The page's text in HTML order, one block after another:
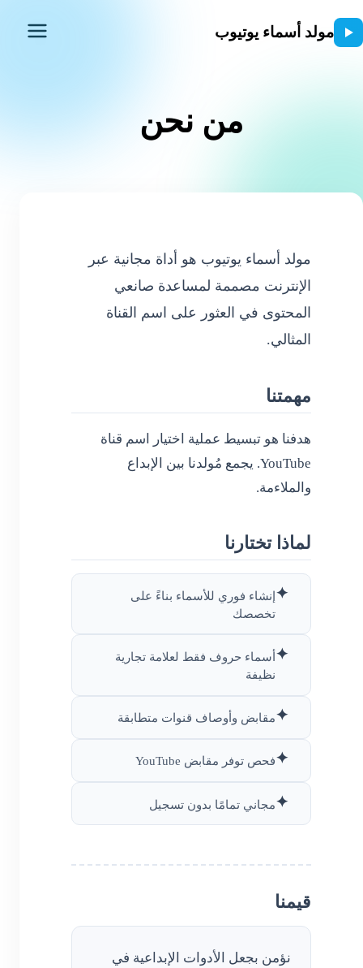
مولد أسماء يوتيوب
من نحن
مولد أسماء يوتيوب هو أداة مجانية عبر
الإنترنت مصممة لمساعدة صانعي
المحتوى في العثور على اسم القناة
المثالي.
مهمتنا
هدفنا هو تبسيط عملية اختيار اسم قناة
YouTube. يجمع مُولدنا بين الإبداع
والملاءمة.
لماذا تختارنا
✦إنشاء فوري للأسماء بناءً على
تخصصك
✦أسماء حروف فقط لعلامة تجارية
نظيفة
✦مقابض وأوصاف قنوات متطابقة
✦فحص توفر مقابض YouTube
✦مجاني تمامًا بدون تسجيل
قيمنا
نؤمن بجعل الأدوات الإبداعية في